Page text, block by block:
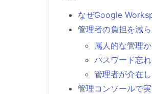
なぜGoogle
管理者の負担を減
属人的な管理
パスワード忘
管理者が介在
管理コンソールで